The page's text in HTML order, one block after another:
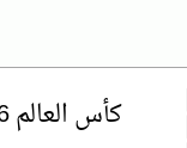
كأس العالم 2026